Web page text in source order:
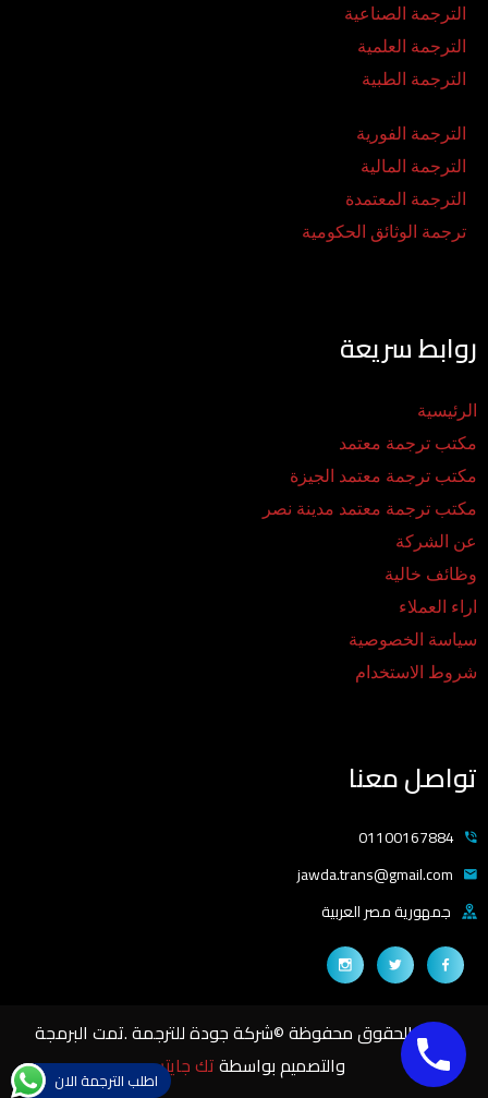
الترجمة الصناعية
الترجمة العلمية
الترجمة الطبية
الترجمة الفورية
الترجمة المالية
الترجمة المعتمدة
ترجمة الوثائق الحكومية
روابط سريعة
الرئيسية
مكتب ترجمة معتمد
مكتب ترجمة معتمد الجيزة
مكتب ترجمة معتمد مدينة نصر
عن الشركة
وظائف خالية
اراء العملاء
سياسة الخصوصية
شروط الاستخدام
تواصل معنا
01100167884
jawda.trans@gmail.com
جمهورية مصر العربية
جميع الحقوق محفوظة ©شركة جودة للترجمة .تمت البرمجة
والتصميم بواسطةتك جايتساطلب الترجمة الان